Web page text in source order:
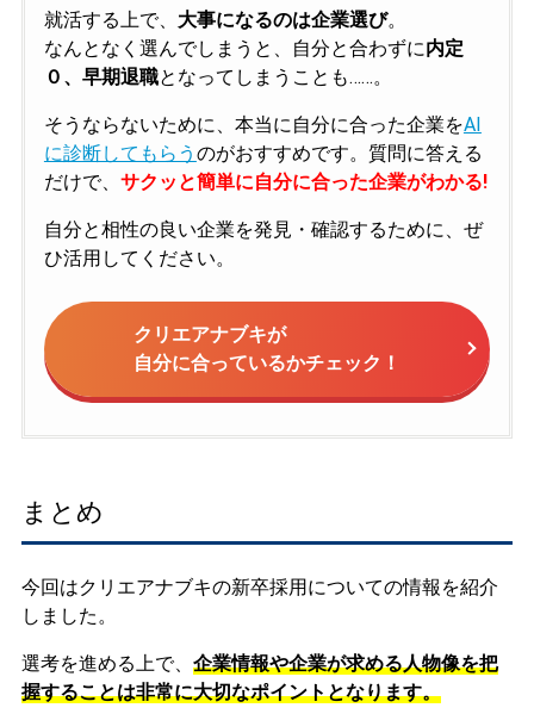
就活する上で、 大事になるのは企業選び。
なんとなく選んでしまうと、自分と合わずに内定
０、早期退職となってしまうことも……。
そうならないために、本当に自分に合った企業をAI
に診断してもらう のがおすすめです。質問に答える
だけで、 サクッと簡単に自分に合った企業がわかる!
自分と相性の良い企業を発見・確認するために、ぜ
ひ活用してください。
クリエアナブキが
自分に合っているかチェック！
まとめ
今回はクリエアナブキの新卒採用についての情報を紹介
しました。
選考を進める上で、 企業情報や企業が求める人物像を把
握することは非常に大切なポイントとなります。